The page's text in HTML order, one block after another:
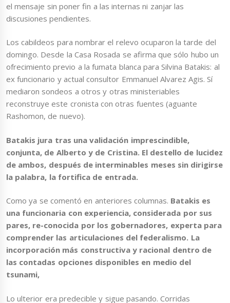
el mensaje sin poner fin a las internas ni zanjar las
discusiones pendientes.
Los cabildeos para nombrar el relevo ocuparon la tarde del
domingo. Desde la Casa Rosada se afirma que sólo hubo un
ofrecimiento previo a la fumata blanca para Silvina Batakis: al
ex funcionario y actual consultor Emmanuel Alvarez Agis. Sí
mediaron sondeos a otros y otras ministeriables
reconstruye este cronista con otras fuentes (aguante
Rashomon, de nuevo).
Batakis jura tras una validación imprescindible,
conjunta, de Alberto y de Cristina. El destello de lucidez
de ambos, después de interminables meses sin dirigirse
la palabra, la fortifica de entrada.
Como ya se comentó en anteriores columnas. Batakis es
una funcionaria con experiencia, considerada por sus
pares, re-conocida por los gobernadores, experta para
comprender las articulaciones del federalismo. La
incorporación más constructiva y racional dentro de
las contadas opciones disponibles en medio del
tsunami,
Lo ulterior era predecible y sigue pasando. Corridas